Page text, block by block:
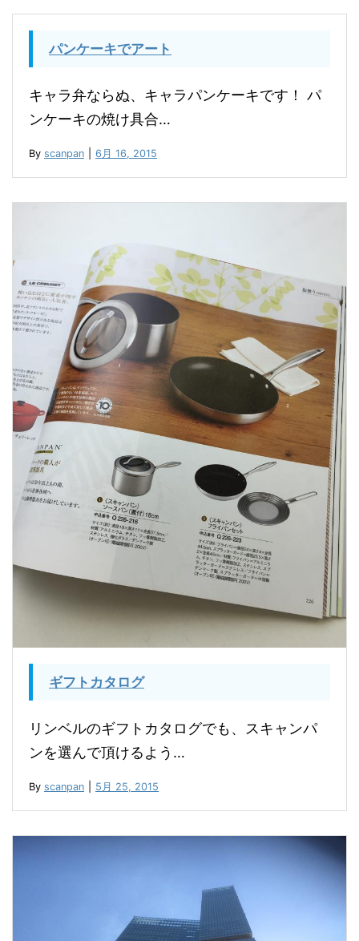
パンケーキでアート
キャラ弁ならぬ、キャラパンケーキです！ パ
ンケーキの焼け具合…
By scanpan 6月 16, 2015
ギフトカタログ
リンベルのギフトカタログでも、スキャンパ
ンを選んで頂けるよう…
By scanpan 5月 25, 2015